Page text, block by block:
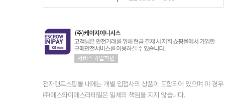
전자랜드쇼핑몰 내에는 개별 입점사의 상품이 포함되어 있으며 이 경
㈜에스와이에스리테일은 일체의 책임을 지지 않습니다.